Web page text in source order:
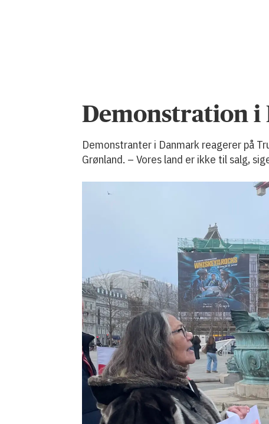
Demonstration i
Demonstranter i Danmark reagerer på
Grønland. – Vores land er ikke til salg,